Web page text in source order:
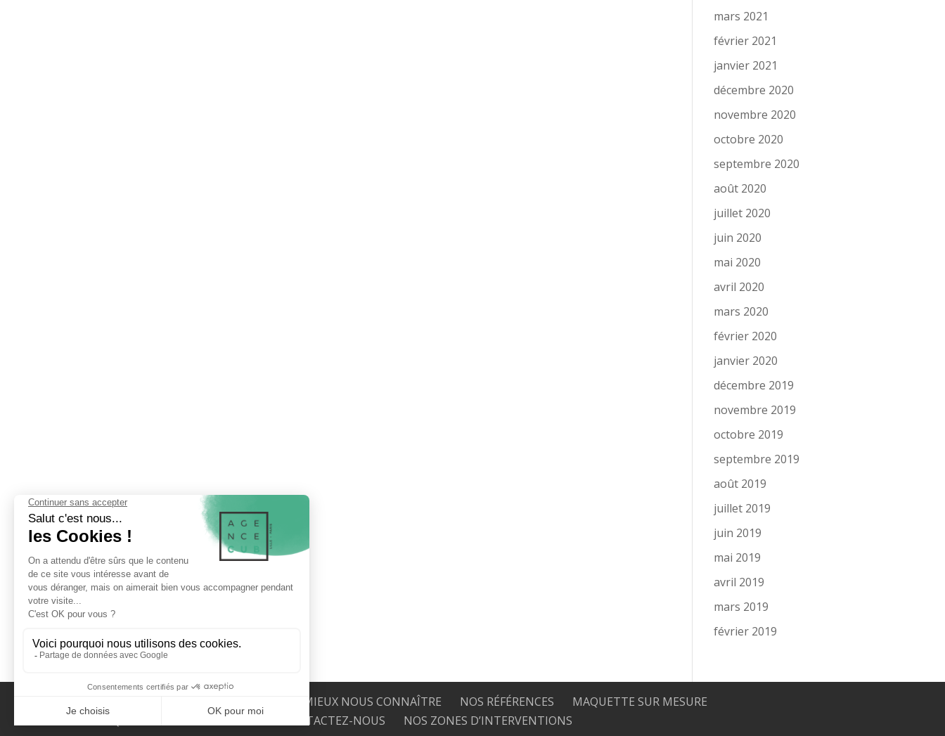
mars 2021
février 2021
janvier 2021
décembre 2020
novembre 2020
octobre 2020
septembre 2020
août 2020
juillet 2020
juin 2020
mai 2020
avril 2020
mars 2020
février 2020
janvier 2020
décembre 2019
novembre 2019
octobre 2019
septembre 2019
août 2019
juillet 2019
juin 2019
mai 2019
avril 2019
mars 2019
février 2019
MIEUX NOUS CONNAÎTRE NOS RÉFÉRENCES
MAQUETTE SUR MESURE
MAQUETTE DE PRÉSENTATION
CONTACTEZ-NOUS NOS ZONES D’INTERVENTIONS